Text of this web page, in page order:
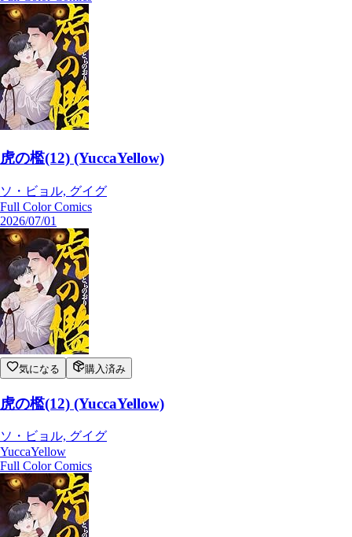
虎の檻(12) (YuccaYellow)
ソ・ビョル, グイグ
Full Color Comics
2026/07/01
気になる 購入済み
虎の檻(12) (YuccaYellow)
ソ・ビョル, グイグ
YuccaYellow
Full Color Comics